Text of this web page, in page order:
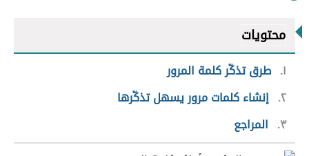
محتويات
١ طرق تذكّر كلمة المرور
٢ إنشاء كلمات مرور يسهل تذكّرها
٣
المراجع